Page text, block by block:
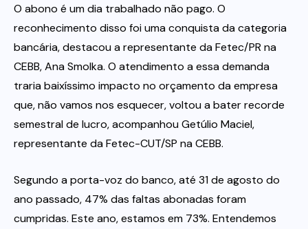
O abono é um dia trabalhado não pago. O
reconhecimento disso foi uma conquista da categoria
bancária, destacou a representante da Fetec/PR na
CEBB, Ana Smolka. O atendimento a essa demanda
traria baixíssimo impacto no orçamento da empresa
que, não vamos nos esquecer, voltou a bater recorde
semestral de lucro, acompanhou Getúlio Maciel,
representante da Fetec-CUT/SP na CEBB.
Segundo a porta-voz do banco, até 31 de agosto do
ano passado, 47% das faltas abonadas foram
cumpridas. Este ano, estamos em 73%. Entendemos